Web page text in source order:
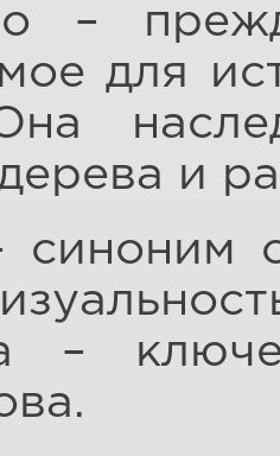
–
для
и
синоним
–